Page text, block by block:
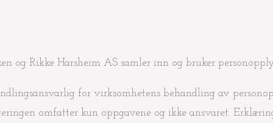
og Rikke Harsheim AS samler inn og bruker
for virksomhetens behandling av
omfatter kun oppgavene og ikke ansvaret.